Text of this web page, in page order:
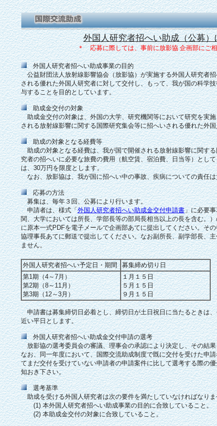
外国人研究者招へい助成（公募）
＊ 応募に際しては、事前に放影協 企画部にご
外国人研究者招へい助成事業の目的
公益財団法人放射線影響協会（放影協）が実施する外国人研究者
される優れた外国人研究者に対して交付し、もって、我が国の科学
与することを目的としています。
助成金交付の対象
助成金交付の対象は、外国の大学、研究機関等において研究を実
される放射線影響に関する国際研究集会等に招へいされる優れた外
助成の対象となる経費等
助成の対象となる経費は、我が国で開催される放射線影響に関す
究者の招へいに必要な旅費の費用（航空賃、宿泊費、日当等）とし
は、30万円を限度とします。
なお、放影協は、我が国に招へい中の事故、疾病についての責任は
応募の方法
募集は、毎年３回、公募により行います。
申請者は、様式「外国人研究者招へい助成金交付申請書」に必要
関、大学においては所長、学部長等の部局長相当以上の長を含む。
に原本一式PDFを電子メールで企画部あてに提出してください。そ
協理事長あてに郵送で提出してください。なお副所長、副学部長、
ません。
外国人研究者招へい予定日・期間
募集締め切り日
第1期（4～7月）
第2期（8～11月）
第3期（12～3月）
１月１５日
５月１５日
９月１５日
申請書は募集締切日必着とし、締切日が土日祝日に当たるときは
近い平日とします。
外国人研究者招へい助成金交付申請の選考
放影協の選考委員会の審議、理事会の承認により決定し、その結
なお、同一年度において、国際交流助成制度で既に交付を受けた申
てまだ交付を受けていない申請者の申請案件に比して選考する際の
知おき下さい。
選考基準
助成を受ける外国人研究者は次の要件を満たしていなければなりま
(1) 本外国人研究者招へい助成事業の目的に合致していること。
(2) 本助成金交付の対象に合致していること。